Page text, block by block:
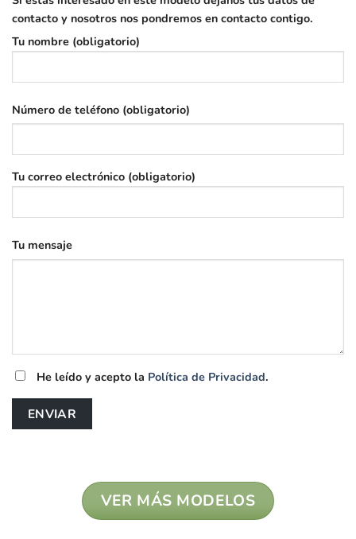
contacto y nosotros nos pondremos en contacto contigo.
Tu nombre (obligatorio)
Número de teléfono (obligatorio)
Tu correo electrónico (obligatorio)
Tu mensaje
He leído y acepto la Política de Privacidad.
VER MÁS MODELOS